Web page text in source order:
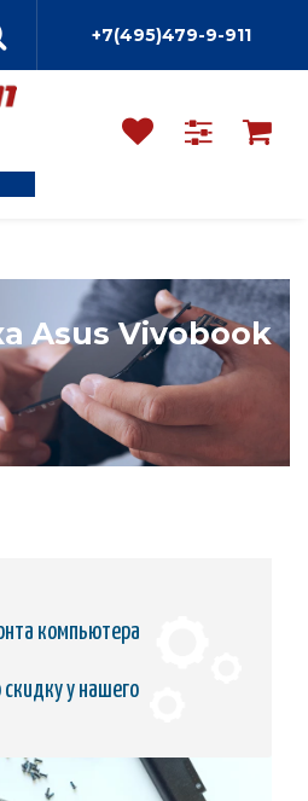
+7(495)479-9-911
Asus Vivobook
компьютера
скидку у нашего